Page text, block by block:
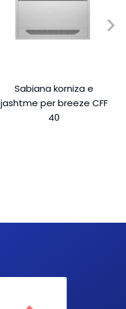
Sabiana korniza e
jashtme per breeze CFF
40